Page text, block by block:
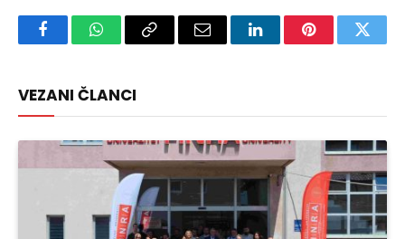
FacebookWhatsAppCopy
Email LinkedInPinterest
VEZANI ČLANCI